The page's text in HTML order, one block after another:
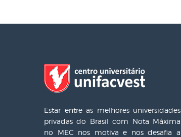
Estar entre as melhores universidades
privadas do Brasil com Nota Máxima
no MEC nos motiva e nos desafia a